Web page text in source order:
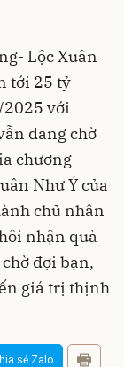
Lộc Xuân
tới 25 tỷ
2025 với
đang chờ
chương
Như Ý của
chủ nhân
nhận quà
đợi bạn,
giá trị thịnh
sẻ Zalo